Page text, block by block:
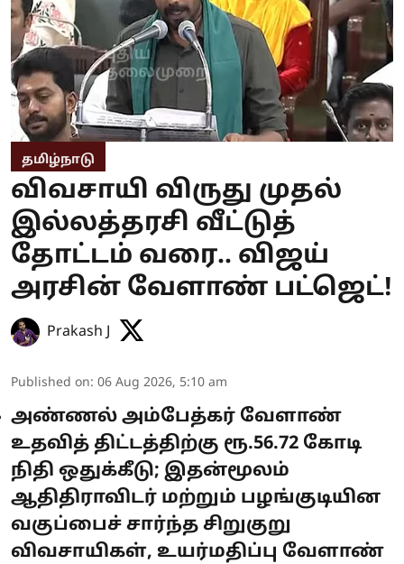
தமிழ்நாடு
விவசாயி விருது முதல்
இல்லத்தரசி வீட்டுத்
தோட்டம் வரை.. விஜய்
அரசின் வேளாண் பட்ஜெட்!
Prakash J
Published on: 06 Aug 2026, 5:10 am
அண்ணல் அம்பேத்கர் வேளாண்
உதவித் திட்டத்திற்கு ரூ.56.72 கோடி
நிதி ஒதுக்கீடு; இதன்மூலம்
ஆதிதிராவிடர் மற்றும் பழங்குடியின
வகுப்பைச் சார்ந்த சிறுகுறு
விவசாயிகள், உயர்மதிப்பு வேளாண்